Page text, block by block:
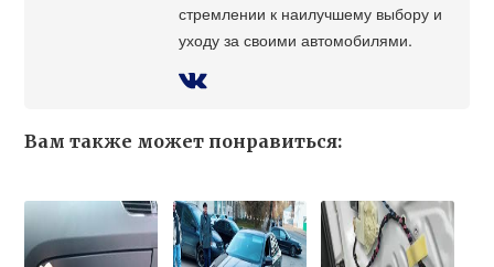
стремлении к наилучшему выбору и
уходу за своими автомобилями.
Вам также может понравиться: